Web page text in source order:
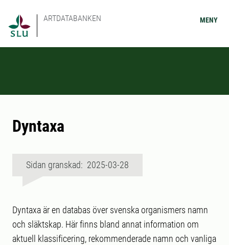
ARTDATABANKEN MENY
Dyntaxa
Sidan granskad: 2025-03-28
Dyntaxa är en databas över svenska organismers namn
och släktskap. Här finns bland annat information om
aktuell klassificering, rekommenderade namn och vanliga